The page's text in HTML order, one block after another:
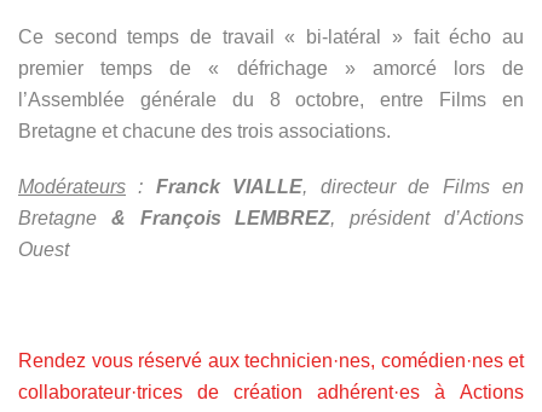
Ce second temps de travail « bi-latéral » fait écho au
premier temps de « défrichage » amorcé lors de
l’Assemblée générale du 8 octobre, entre Films en
Bretagne et chacune des trois associations.
Modérateurs : Franck VIALLE, directeur de Films en
Bretagne
& François LEMBREZ, président d’Actions
Ouest
Rendez vous réservé aux technicien·nes, comédien·nes et
collaborateur·trices de création adhérent·es à Actions